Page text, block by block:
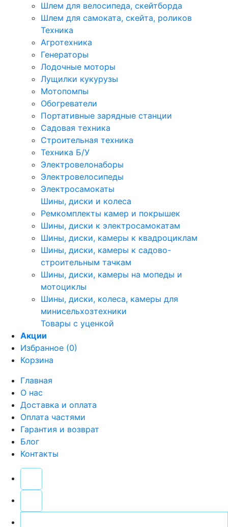
Шлем для велосипеда, скейтборда
Шлем для самоката, скейта, роликов
Техника
Агротехника
Генераторы
Лодочные моторы
Лущилки кукурузы
Мотопомпы
Обогреватели
Портативные зарядные станции
Садовая техника
Строительная техника
Техника Б/У
Электровелонаборы
Электровелосипеды
Электросамокаты
Шины, диски и колеса
Ремкомплекты камер и покрышек
Шины, диски к электросамокатам
Шины, диски, камеры к квадроциклам
Шины, диски, камеры к садово-
строительным тачкам
Шины, диски, камеры на мопеды и
мотоциклы
Шины, диски, колеса, камеры для
минисельхозтехники
Товары с уценкой
Акции
Избранное (0)
Корзина
Главная
О нас
Доставка и оплата
Оплата частями
Гарантия и возврат
Блог
Контакты